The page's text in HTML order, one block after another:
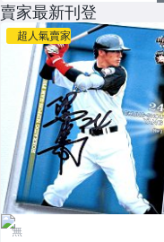
賣家最新刊登
超人氣賣家
無